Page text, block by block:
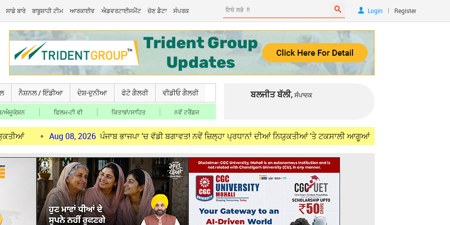
ਸਾਡੇ ਬਾਰੇ ਬਾਬੂਸ਼ਾਹੀ ਟੀਮ ਆਰਕਾਈਵ ਐਡਵਰਟਾਈਜਮੈਂਟ ਚੋਣ ਡੈਟਾ ਸੰਪਰਕ Login | Register
ਨੈਸ਼ਨਲ / ਇੰਡੀਆ ਦੇਸ਼-ਦੁਨੀਆ ਫੋਟੋ ਗੈਲਰੀ ਵੀਡੀਓ ਗੈਲਰੀ
ਐਜੂਕੇ਼ਸ਼ਨ ਫਿਲਮ-ਟੀ ਵੀ ਕਿਤਾਬਾਂ/ਸਾਹਿਤ ਨਵੇਂ ਟਰੈਂਡਜ
ਬਲਜੀਤ ਬੱਲੀ, ਸੰਪਾਦਕ
Aug 08, 2026 ਪੰਜਾਬ ਭਾਜਪਾ 'ਚ ਵੱਡੀ ਬਗਾਵਤ! ਨਵੇਂ ਜ਼ਿਲ੍ਹਾ ਪ੍ਰਧਾਨਾਂ ਦੀਆਂ ਨਿਯੁਕਤੀਆਂ 'ਤੇ ਟਕਸਾਲੀ ਆਗੂਆਂ ਨੇ ਸ਼੍ਰੀਨਿਵਾਸਨ ਖ਼ਿਲਾਫ਼ ਖੋਲ੍ਹਿਆ ਮੋਰਚਾ